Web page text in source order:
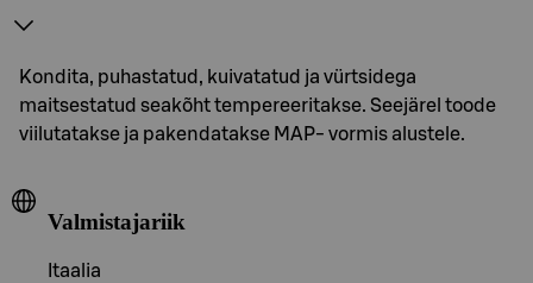
Kondita, puhastatud, kuivatatud ja vürtsidega
maitsestatud seakõht tempereeritakse. Seejärel toode
viilutatakse ja pakendatakse MAP- vormis alustele.
Valmistajariik
Itaalia